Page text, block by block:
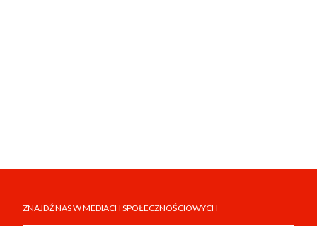
ZNAJDŹ NAS W MEDIACH SPOŁECZNOŚCIOWYCH